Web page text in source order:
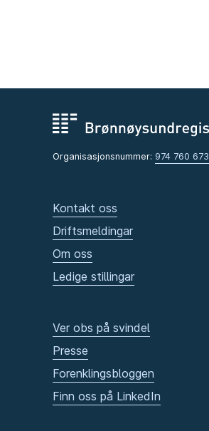
Organisasjonsnummer: 974 760 673
Kontakt oss
Driftsmeldingar
Om oss
Ledige stillingar
Ver obs på svindel
Presse
Forenklingsbloggen
Finn oss på LinkedIn